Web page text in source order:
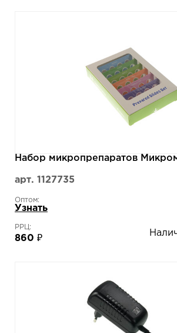
Набор микропрепаратов
арт. 1127735
Оптом:
Узнать
РРЦ:
860 ₽